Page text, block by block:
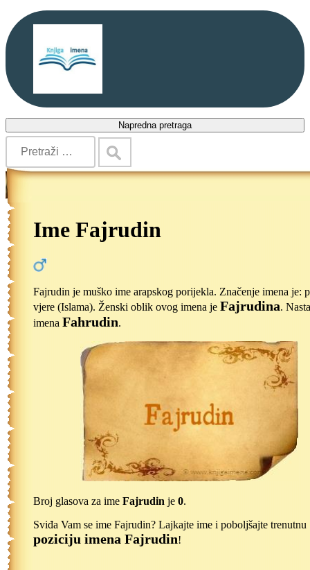
Napredna pretraga
Ime Fajrudin
Fajrudin je muško ime arapskog porijekla. Značenje imena je:
vjere (Islama). Ženski oblik ovog imena je Fajrudina.
imena Fahrudin.
Broj glasova za ime Fajrudin je 0.
Sviđa Vam se ime Fajrudin? Lajkajte ime i poboljšajte trenutnu
poziciju imena Fajrudin!